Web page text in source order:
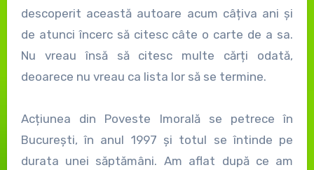
descoperit această autoare acum câțiva ani și
de atunci încerc să citesc câte o carte de a sa.
Nu vreau însă să citesc multe cărți odată,
deoarece nu vreau ca lista lor să se termine.
Acțiunea din Poveste Imorală se petrece în
București, în anul 1997 și totul se întinde pe
durata unei săptămâni. Am aflat după ce am